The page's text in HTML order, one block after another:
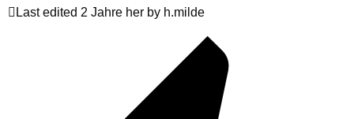
Last edited 2 Jahre her by h.milde